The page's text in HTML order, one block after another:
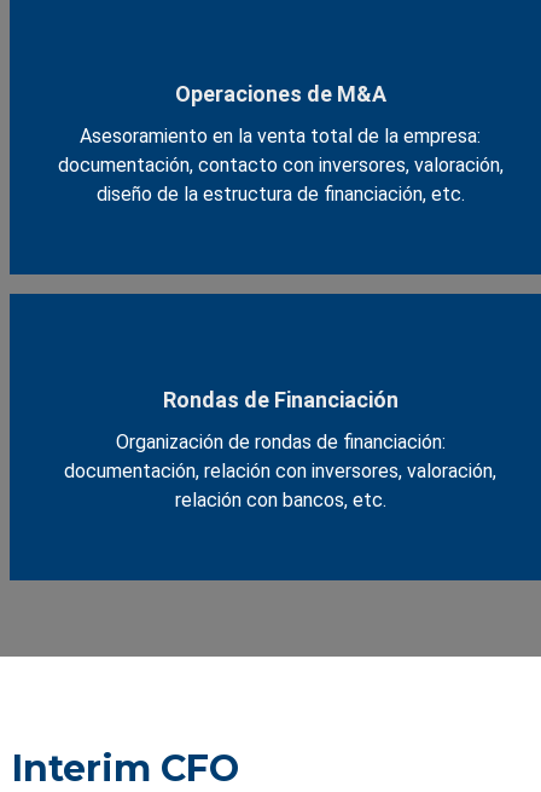
Operaciones de M&A
Asesoramiento en la venta total de la empresa:
documentación, contacto con inversores, valoración,
diseño de la estructura de financiación, etc.
Rondas de Financiación
Organización de rondas de financiación:
documentación, relación con inversores, valoración,
relación con bancos, etc.
Interim CFO